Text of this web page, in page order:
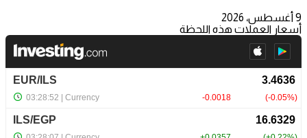
9 أغسطس، 2026
أسعار العملات هذه اللحظة